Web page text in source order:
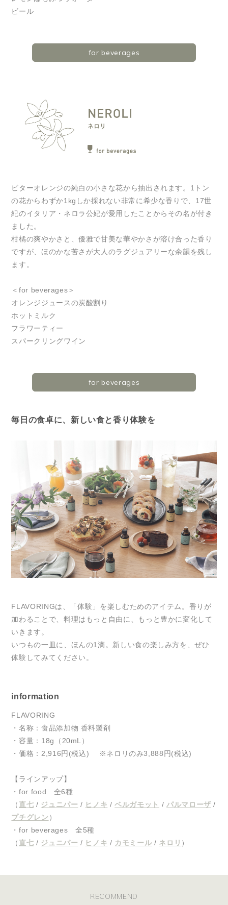
ビール
for beverages
ビターオレンジの純白の小さな花から抽出されます。1トン
の花からわずか1kgしか採れない非常に希少な香りで、17世
紀のイタリア・ネロラ公妃が愛用したことからその名が付き
ました。
柑橘の爽やかさと、優雅で甘美な華やかさが溶け合った香り
ですが、ほのかな苦さが大人のラグジュアリーな余韻を残し
ます。
＜for beverages＞
オレンジジュースの炭酸割り
ホットミルク
フラワーティー
スパークリングワイン
for beverages
毎日の食卓に、新しい食と香り体験を
FLAVORINGは、「体験」を楽しむためのアイテム。香りが
加わることで、料理はもっと自由に、もっと豊かに変化して
いきます。
いつもの一皿に、ほんの1滴。新しい食の楽しみ方を、ぜひ
体験してみてください。
information
FLAVORING
・名称：食品添加物 香料製剤
・容量：18g（20mL）
・価格：2,916円(税込) ※ネロリのみ3,888円(税込)
【ラインアップ】
・for food 全6種
（ 直七 / ジュニパー / ヒノキ /ベルガモット / パルマローザ /
プチグレン ）
・for beverages 全5種
（ 直七 / ジュニパー / ヒノキ / カモミール / ネロリ ）
RECOMMEND